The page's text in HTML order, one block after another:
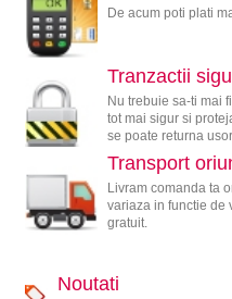
De acum poti plati
Tranzactii
Nu trebuie sa-ti mai
tot mai sigur si
se poate returna usor.
Transport
Livram comanda ta
variaza in functie de
gratuit.
Noutati